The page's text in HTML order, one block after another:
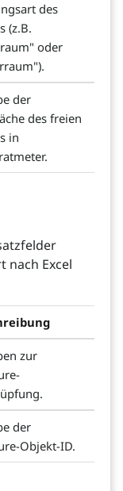
des
(z.B.
oder
der
des freien
in
nach Excel
zur
der
Objekt-ID.